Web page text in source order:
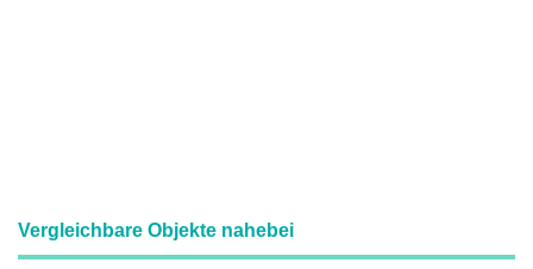
Vergleichbare Objekte nahebei